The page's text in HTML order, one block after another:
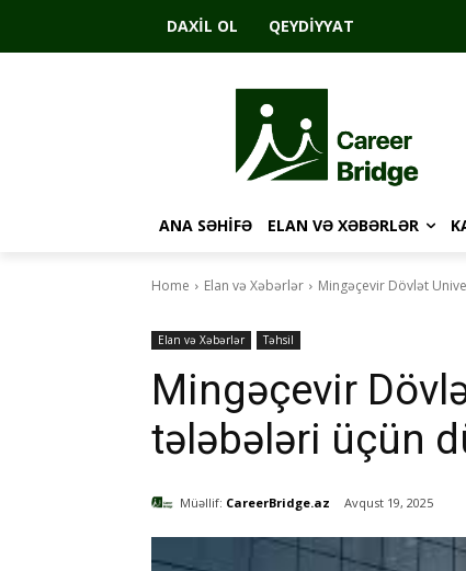
DAXIL OL QEYDIYYAT
ANA SƏHIFƏ ELAN VƏ XƏBƏRLƏR
Home Elan və Xəbərlər Mingəçevir Dövlət
Elan və Xəbərlər Təhsil
Mingəçevir
tələbələri üçün
Müəllif: CareerBridge.az Avqust 19, 2025